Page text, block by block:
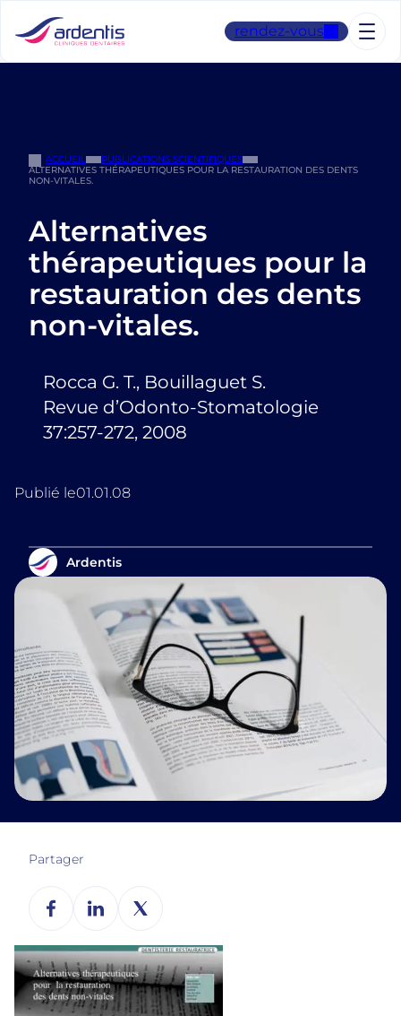
contenu
rendez-vous
ACCUEIL
PUBLICATIONS SCIENTIFIQUES
ALTERNATIVES THÉRAPEUTIQUES POUR LA RESTAURATION DES DENTS
NON-VITALES.
Alternatives
thérapeutiques pour la
restauration des dents
non-vitales.
Rocca G. T., Bouillaguet S.
Revue d’Odonto-Stomatologie
37:257-272, 2008
Publié le01.01.08
Ardentis
Partager